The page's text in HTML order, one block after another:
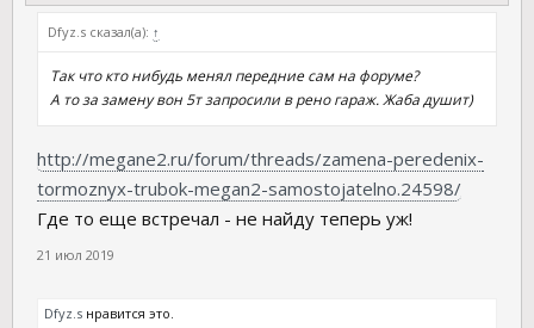
Dfyz.s сказал(а): ↑
Так что кто нибудь менял передние сам на форуме?
А то за замену вон 5т запросили в рено гараж. Жаба душит)
http://megane2.ru/forum/threads/zamena-peredenix-
tormoznyx-trubok-megan2-samostojatelno.24598/
Где то еще встречал - не найду теперь уж!
21 июл 2019
Dfyz.s нравится это.